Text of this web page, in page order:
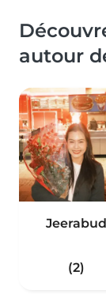
autour
Jeerabud
(2)